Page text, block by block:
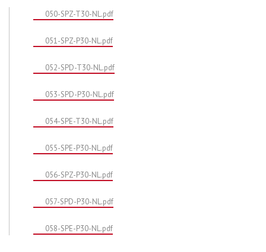
050-SPZ-T30-NL.pdf
051-SPZ-P30-NL.pdf
052-SPD-T30-NL.pdf
053-SPD-P30-NL.pdf
054-SPE-T30-NL.pdf
055-SPE-P30-NL.pdf
056-SPZ-P30-NL.pdf
057-SPD-P30-NL.pdf
058-SPE-P30-NL.pdf